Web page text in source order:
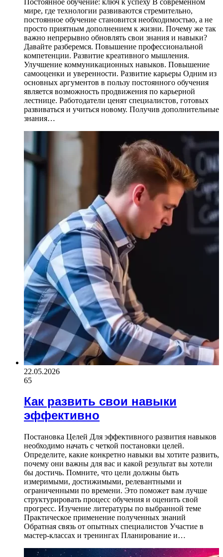
мире, где технологии развиваются стремительно,
постоянное обучение становится необходимостью, а не
просто приятным дополнением к жизни. Почему же так
важно непрерывно обновлять свои знания и навыки?
Давайте разберемся. Повышение профессиональной
компетенции. Развитие креативного мышления.
Улучшение коммуникационных навыков. Повышение
самооценки и уверенности. Развитие карьеры Одним из
основных аргументов в пользу постоянного обучения
является возможность продвижения по карьерной
лестнице. Работодатели ценят специалистов, готовых
развиваться и учиться новому. Получив дополнительные
знания…
22.05.2026
65
Как развить свои навыки
эффективно
Постановка Целей Для эффективного развития навыков
необходимо начать с четкой постановки целей.
Определите, какие конкретно навыки вы хотите развить,
почему они важны для вас и какой результат вы хотели
бы достичь. Помните, что цели должны быть
измеримыми, достижимыми, релевантными и
ограниченными по времени. Это поможет вам лучше
структурировать процесс обучения и оценить свой
прогресс. Изучение литературы по выбранной теме
Практическое применение полученных знаний
Обратная связь от опытных специалистов Участие в
мастер-классах и тренингах Планирование и…